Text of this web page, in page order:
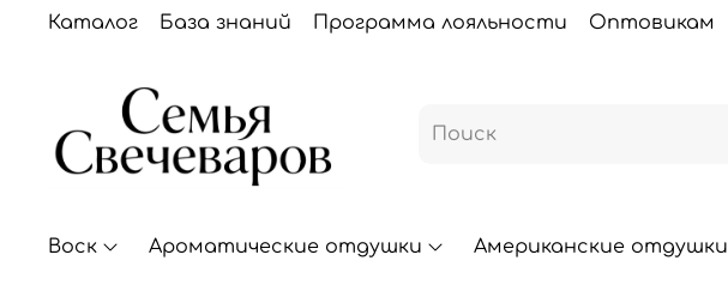
Каталог База знаний Программа лояльности Оптовикам
Воск Ароматические отдушки Американские отдушки